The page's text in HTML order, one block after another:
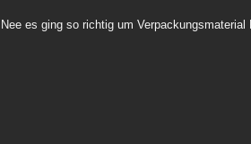
Nee es ging so richtig um